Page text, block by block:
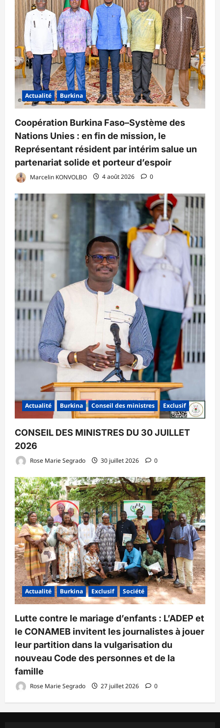
Actualité Burkina
Coopération Burkina Faso–Système des
Nations Unies : en fin de mission, le
Représentant résident par intérim salue un
partenariat solide et porteur d’espoir
Marcelin KONVOLBO 4 août 2026 0
Actualité Burkina Conseil des ministres Exclusif
CONSEIL DES MINISTRES DU 30 JUILLET
2026
Rose Marie Segrado 30 juillet 2026 0
Actualité Burkina Exclusif Société
Lutte contre le mariage d’enfants : L’ADEP et
le CONAMEB invitent les journalistes à jouer
leur partition dans la vulgarisation du
nouveau Code des personnes et de la
famille
Rose Marie Segrado 27 juillet 2026 0